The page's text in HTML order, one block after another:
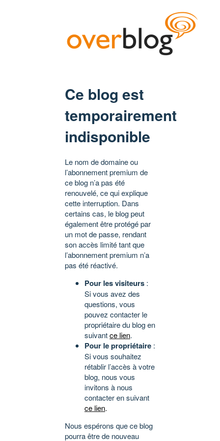
Ce blog est
temporairement
indisponible
Le nom de domaine ou
l’abonnement premium de
ce blog n’a pas été
renouvelé, ce qui explique
cette interruption. Dans
certains cas, le blog peut
également être protégé par
un mot de passe, rendant
son accès limité tant que
l’abonnement premium n’a
pas été réactivé.
Pour les visiteurs :
Si vous avez des
questions, vous
pouvez contacter le
propriétaire du blog en
suivantce lien.
Pour le propriétaire :
Si vous souhaitez
rétablir l’accès à votre
blog, nous vous
invitons à nous
contacter en suivant
ce lien.
Nous espérons que ce blog
pourra être de nouveau